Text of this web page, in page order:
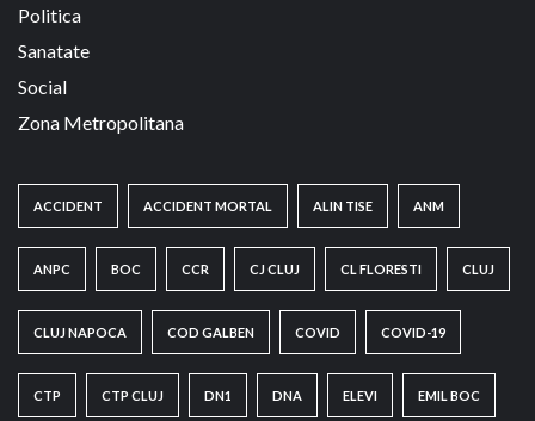
Politica
Sanatate
Social
Zona Metropolitana
ACCIDENT ACCIDENT MORTAL ALIN TISE ANM
ANPC BOC CCR CJ CLUJ CL FLORESTI CLUJ
CLUJ NAPOCA COD GALBEN COVID COVID-19
CTP CTP CLUJ DN1 DNA ELEVI EMIL BOC